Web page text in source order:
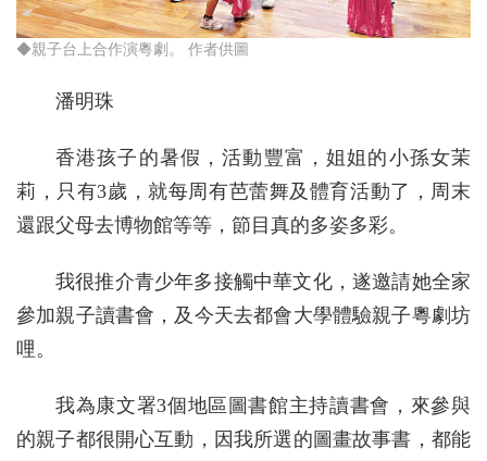
◆親子台上合作演粵劇。 作者供圖
潘明珠
香港孩子的暑假，活動豐富，姐姐的小孫女茉
莉，只有3歲，就每周有芭蕾舞及體育活動了，周末
還跟父母去博物館等等，節目真的多姿多彩。
我很推介青少年多接觸中華文化，遂邀請她全家
參加親子讀書會，及今天去都會大學體驗親子粵劇坊
哩。
我為康文署3個地區圖書館主持讀書會，來參與
的親子都很開心互動，因我所選的圖畫故事書，都能